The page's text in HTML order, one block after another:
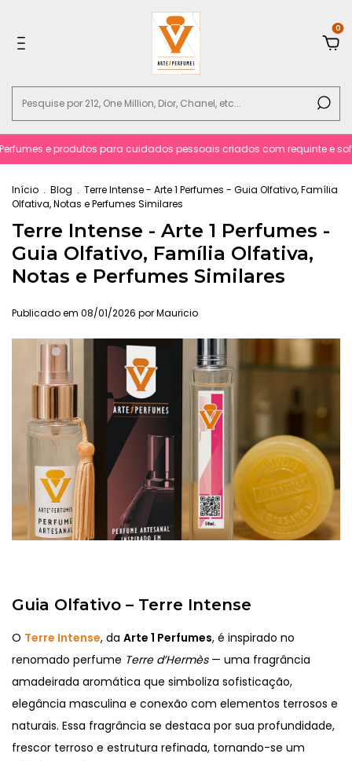
0
e produtos para cuidados pessoais criados com requinte e
Início . Blog . Terre Intense - Arte 1 Perfumes - Guia Olfativo, Família
Olfativa, Notas e Perfumes Similares
Terre Intense - Arte 1 Perfumes -
Guia Olfativo, Família Olfativa,
Notas e Perfumes Similares
Publicado em 08/01/2026 por Mauricio
Guia Olfativo – Terre Intense
O Terre Intense, da Arte 1 Perfumes, é inspirado no
renomado perfume Terre d’Hermès— uma fragrância
amadeirada aromática que simboliza sofisticação,
elegância masculina e conexão com elementos terrosos e
naturais. Essa fragrância se destaca por sua profundidade,
frescor terroso e estrutura refinada, tornando-se um